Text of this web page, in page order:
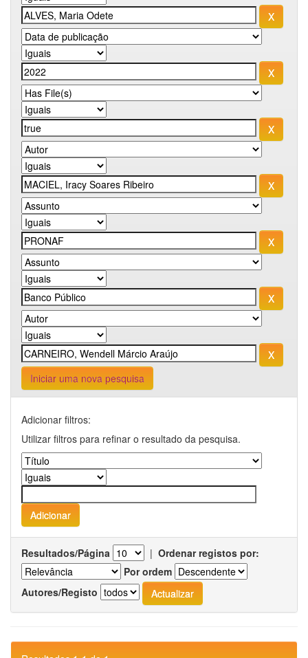
Iniciar uma nova pesquisa
Adicionar filtros:
Utilizar filtros para refinar o resultado da pesquisa.
Resultados/Página | Ordenar registos por:
Por ordem
Autores/Registo